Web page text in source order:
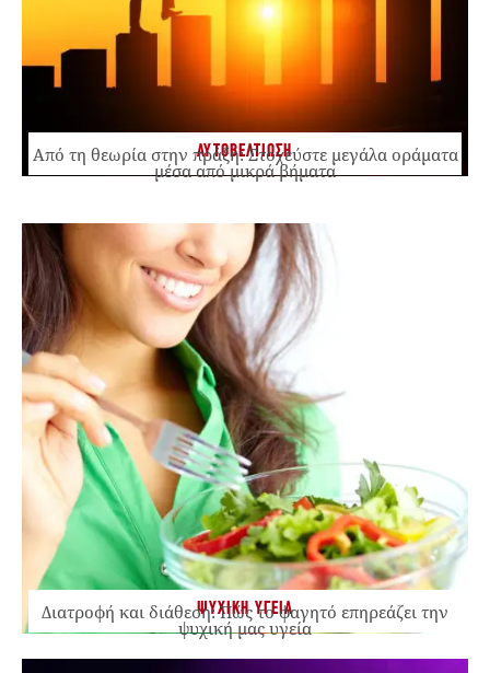
ΑΥΤΟΒΕΛΤΙΩΣΗ
Από τη θεωρία στην πράξη: Στοχεύστε μεγάλα οράματα
μέσα από μικρά βήματα
ΨΥΧΙΚΗ ΥΓΕΙΑ
Διατροφή και διάθεση: Πώς το φαγητό επηρεάζει την
ψυχική μας υγεία